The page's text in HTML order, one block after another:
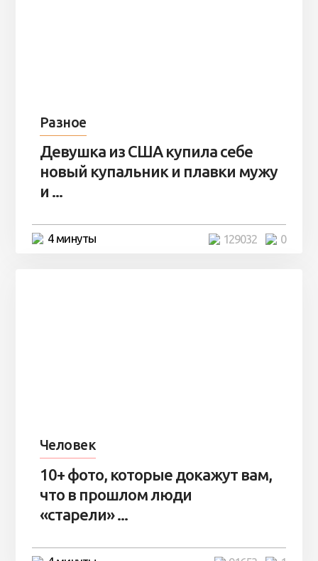
Разное
Девушка из США купила себе
новый купальник и плавки мужу
и ...
4 минуты 0
129032
Человек
10+ фото, которые докажут вам,
что в прошлом люди
«старели» ...